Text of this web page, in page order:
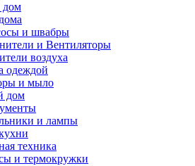
дом
и швабры
и Вентиляторы
воздуха
одеждой
и мыло
дом
и лампы
техника
и термокружки